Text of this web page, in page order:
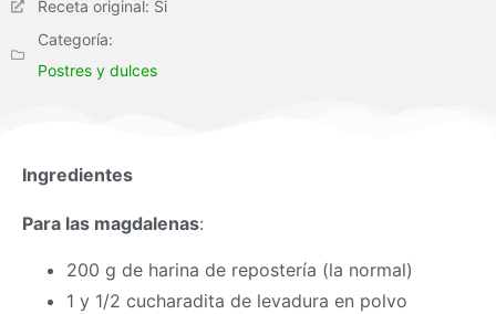
Receta original: Si
Categoría:
Postres y dulces
Ingredientes
Para las magdalenas:
200 g de harina de repostería (la normal)
1 y 1/2 cucharadita de levadura en polvo